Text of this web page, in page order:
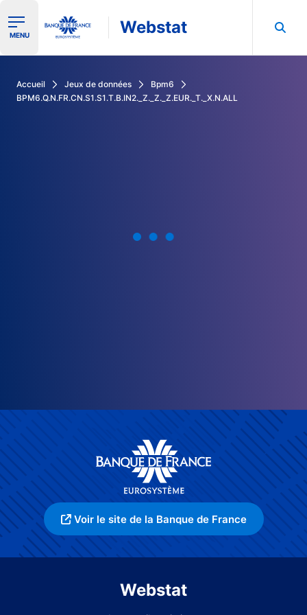
Ouvrir le menu de navigation
MENU Webstat
Accueil Jeux de données
Bpm6
BPM6.Q.N.FR.CN.S1.S1.T.B.IN2._Z._Z._Z.EUR._T._X.N.ALL
Voir le site de la Banque de France
Webstat